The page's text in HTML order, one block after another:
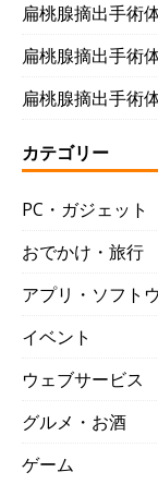
扁桃腺摘出手術
扁桃腺摘出手術
扁桃腺摘出手術
カテゴリー
PC・ガジェット
おでかけ・旅行
アプリ・ソフト
イベント
ウェブサービス
グルメ・お酒
ゲーム